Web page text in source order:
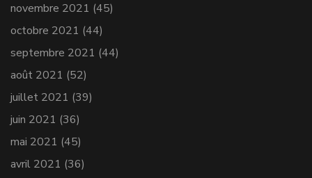
novembre 2021 (45)
octobre 2021 (44)
septembre 2021 (44)
août 2021 (52)
juillet 2021 (39)
juin 2021 (36)
mai 2021 (45)
avril 2021 (36)